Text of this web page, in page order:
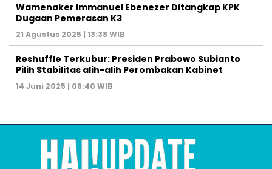
Wamenaker Immanuel Ebenezer Ditangkap KPK
Dugaan Pemerasan K3
21 Agustus 2025 | 13:38 WIB
Reshuffle Terkubur: Presiden Prabowo Subianto
Pilih Stabilitas alih-alih Perombakan Kabinet
14 Juni 2025 | 06:40 WIB